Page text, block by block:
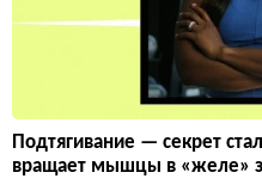
Подтягивание — секрет
вращает мышцы в «желе»